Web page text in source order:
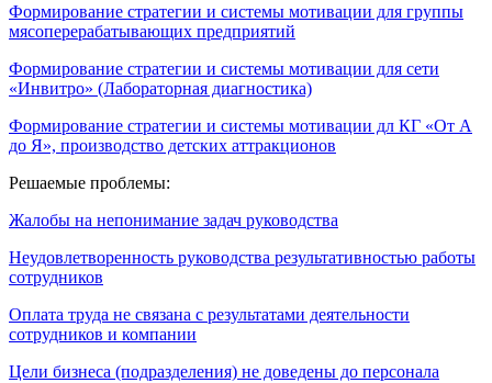
Формирование стратегии и системы мотивации для группы
мясоперерабатывающих предприятий
Формирование стратегии и системы мотивации для сети
«Инвитро» (Лабораторная диагностика)
Формирование стратегии и системы мотивации дл КГ «От А
до Я», производство детских аттракционов
Решаемые проблемы:
Жалобы на непонимание задач руководства
Неудовлетворенность руководства результативностью работы
сотрудников
Оплата труда не связана с результатами деятельности
сотрудников и компании
Цели бизнеса (подразделения) не доведены до персонала